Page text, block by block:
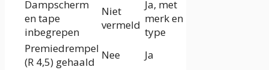
Dampscherm
en tape
inbegrepen
Niet
vermeld
Ja, met
merk en
type
Premiedrempel
(R 4,5) gehaald
Nee Ja